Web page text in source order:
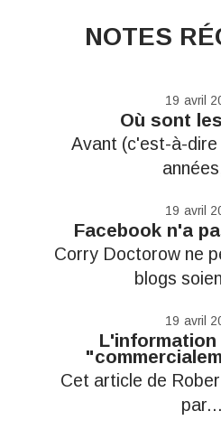
NOTES
19 avril
Où sont
Avant (c'est-à-dire
19 avril
Facebook n'a
Corry Doctorow ne
blogs
19 avril
Cet article de
par...